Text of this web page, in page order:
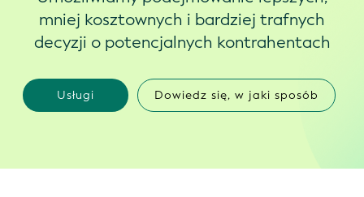
mniej kosztownych i bardziej trafnych
decyzji o potencjalnych kontrahentach
Usługi Dowiedz się, w jaki sposób